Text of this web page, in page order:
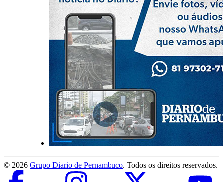
© 2026 Grupo Diario de Pernambuco. Todos os direitos reservados.